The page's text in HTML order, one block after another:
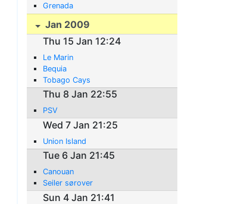
Grenada
Jan 2009
Thu 15 Jan 12:24
Le Marin
Bequia
Tobago Cays
Thu 8 Jan 22:55
PSV
Wed 7 Jan 21:25
Union Island
Tue 6 Jan 21:45
Canouan
Seiler sørover
Sun 4 Jan 21:41